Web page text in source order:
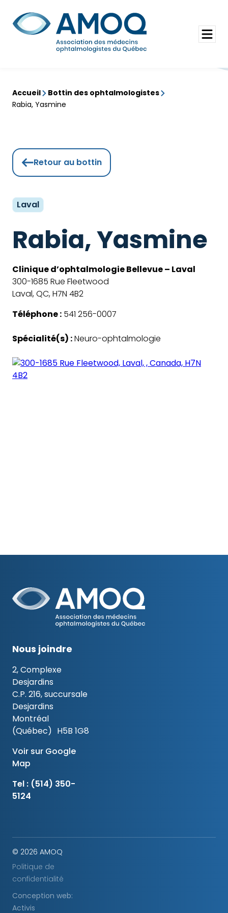
contenu
Rechercher
Ouvrir
le
Accueil
Bottin des ophtalmologistes
Rabia, Yasmine
Retour au bottin
Laval
Rabia, Yasmine
Clinique d’ophtalmologie Bellevue – Laval
300-1685 Rue Fleetwood
Laval, QC, H7N 4B2
Téléphone : 541 256-0007
Spécialité(s) :Neuro-ophtalmologie
Nous joindre
2, Complexe
Desjardins
C.P. 216, succursale
Desjardins
Montréal
(Québec) H5B 1G8
Voir sur Google
Map
Tel : (514) 350-
5124
© 2026 AMOQ
Politique de
confidentialité
Conception web:
Activis